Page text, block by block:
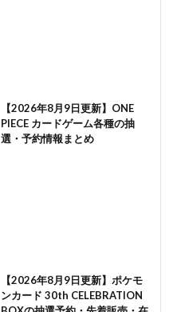
【2026年8月9日更新】ONE
PIECE カードゲーム各種の抽
選・予約情報まとめ
【2026年8月9日更新】ポケモ
ンカード 30th CELEBRATION